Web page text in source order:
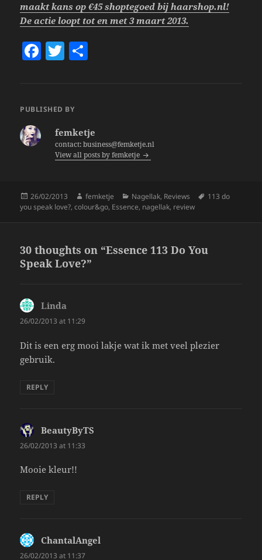
maakt kans op €45 shoptegoed bij haarshop.nl!
De actie loopt tot en met 3 maart 2013.
F
e
T
er
PUBLISHED BY
femketje
contact: business@femketje.nl
View all posts by femketje
Posted
on
26/02/2013 Author
femketje Categories
Nagellak, Reviews Tags
113 do
you speak love?,colour&go, Essence, nagellak, review
30 thoughts on “Essence 113 Do You
Speak Love?”
Linda
26/02/2013 at 11:29
Dit is een erg mooi lakje wat ik met veel plezier
gebruik.
REPLY
BeautyByTS
26/02/2013 at 11:33
Mooie kleur!!
REPLY
ChantalAngel
26/02/2013 at 11:37